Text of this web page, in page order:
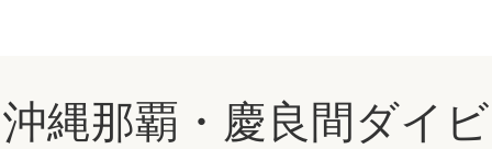
沖縄那覇・慶良間ダイビ